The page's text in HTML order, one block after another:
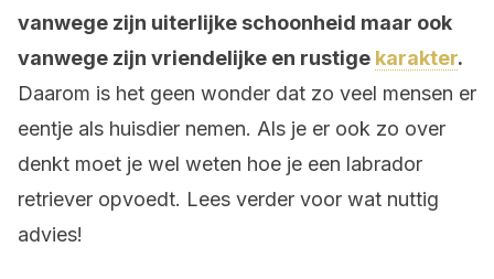
vanwege zijn uiterlijke schoonheid maar ook
vanwege zijn vriendelijke en rustige karakter.
Daarom is het geen wonder dat zo veel mensen er
eentje als huisdier nemen. Als je er ook zo over
denkt moet je wel weten hoe je een labrador
retriever opvoedt. Lees verder voor wat nuttig
advies!